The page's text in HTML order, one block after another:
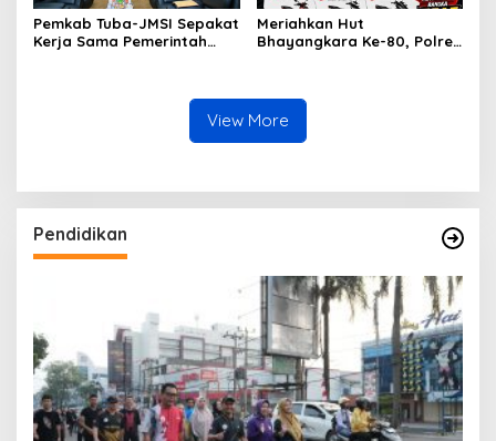
Pemkab Tuba-JMSI Sepakat
Kerja Sama Pemerintah
Meriahkan Hut
Bhayangkara Ke-80, Polres
View More
Pendidikan